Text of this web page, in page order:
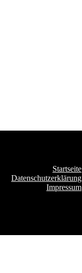
Startseite
Datenschutzerklärung
Impressum